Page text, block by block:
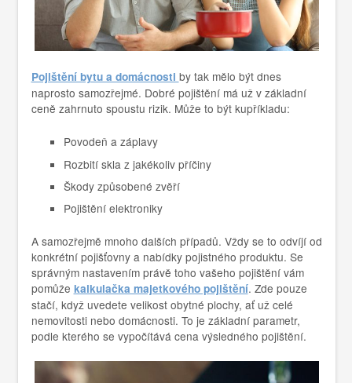
Pojištění bytu a domácnosti by tak mělo být dnes
naprosto samozřejmé. Dobré pojištění má už v základní
ceně zahrnuto spoustu rizik. Může to být kupříkladu:
Povodeň a záplavy
Rozbití skla z jakékoliv příčiny
Škody způsobené zvěří
Pojištění elektroniky
A samozřejmě mnoho dalších případů. Vždy se to odvíjí od
konkrétní pojišťovny a nabídky pojistného produktu. Se
správným nastavením právě toho vašeho pojištění vám
pomůže kalkulačka majetkového pojištění. Zde pouze
stačí, když uvedete velikost obytné plochy, ať už celé
nemovitosti nebo domácnosti. To je základní parametr,
podle kterého se vypočítává cena výsledného pojištění.